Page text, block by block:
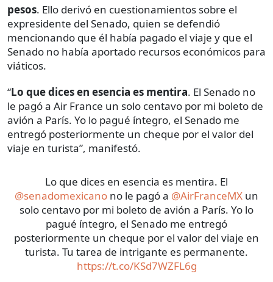
pesos. Ello derivó en cuestionamientos sobre el
expresidente del Senado, quien se defendió
mencionando que él había pagado el viaje y que el
Senado no había aportado recursos económicos para
viáticos.
“Lo que dices en esencia es mentira. El Senado no
le pagó a Air France un solo centavo por mi boleto de
avión a París. Yo lo pagué íntegro, el Senado me
entregó posteriormente un cheque por el valor del
viaje en turista”, manifestó.
Lo que dices en esencia es mentira. El
@senadomexicano no le pagó a @AirFranceMX un
solo centavo por mi boleto de avión a París. Yo lo
pagué íntegro, el Senado me entregó
posteriormente un cheque por el valor del viaje en
turista. Tu tarea de intrigante es permanente.
https://t.co/KSd7WZFL6g